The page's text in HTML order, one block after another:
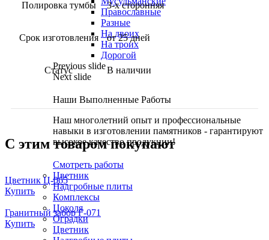
Православные
Разные
На двоих
На троих
Дорогой
Previous slide
Next slide
Наши Выполненные Работы
Наш многолетний опыт и профессиональные
навыки в изготовлении памятников - гарантируют
высокое качество продукции!
Смотреть работы
Цветник
Надгробные плиты
Комплексы
Цоколя
Оградки
Цветник
Полировка тумбы 3-х сторонняя
Срок изготовления от 25 дней
Статус В наличии
С этим товаром покупают
Цветник Ц-065
Купить
Гранитный забор Г-071
Купить